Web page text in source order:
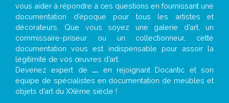
vous aider à répondre à ces questions en fournissant une
documentation d’époque pour tous les artistes et
décorateurs. Que vous soyez une galerie d’art, un
commissaire-priseur ou un collectionneur, cette
documentation vous est indispensable pour assoir la
légitimité de vos œuvres d’art.
Devenez expert de ... en rejoignant Docantic et son
équipe de spécialistes en documentation de meubles et
objets d’art du XXème siècle !